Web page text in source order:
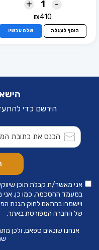
-
+
₪410
הוסף לעגלה שלם עכשיו
הירשם כדי
אני מאשר/ת קבלת תוכן
במעמד ההסכמה. כמו כן, אני
ויישמרו בהתאם לחוק הגנת
של החברה המפורטת באתר.
אנחנו שונאים ספאם, ולכן